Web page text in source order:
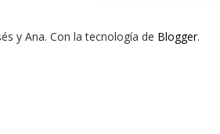
y Ana. Con la tecnología de Blogger.